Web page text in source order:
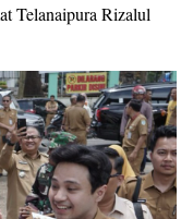
Telanaipura Rizalul